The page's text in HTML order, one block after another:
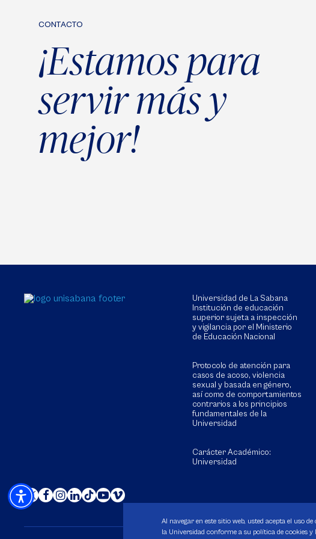
CONTACTO
¡Estamos para
servir más y
mejor!
Universidad de La Sabana
Institución de educación
superior sujeta a inspección
y vigilancia por el Ministerio
de Educación Nacional
Protocolo de atención para
casos de acoso, violencia
sexual y basada en género,
así como de comportamientos
contrarios a los principios
fundamentales de la
Universidad
Carácter Académico:
Universidad
Al navegar en este sitio web, usted acepta el uso
la Universidad conforme a su política de cookies